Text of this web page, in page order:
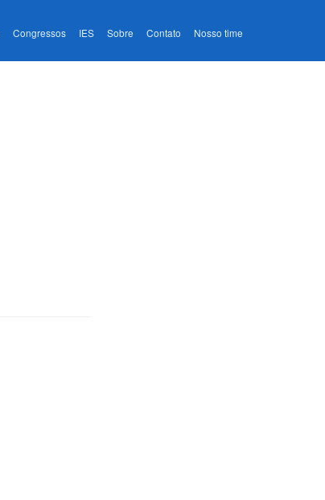
Congressos IES Sobre Contato Nosso time